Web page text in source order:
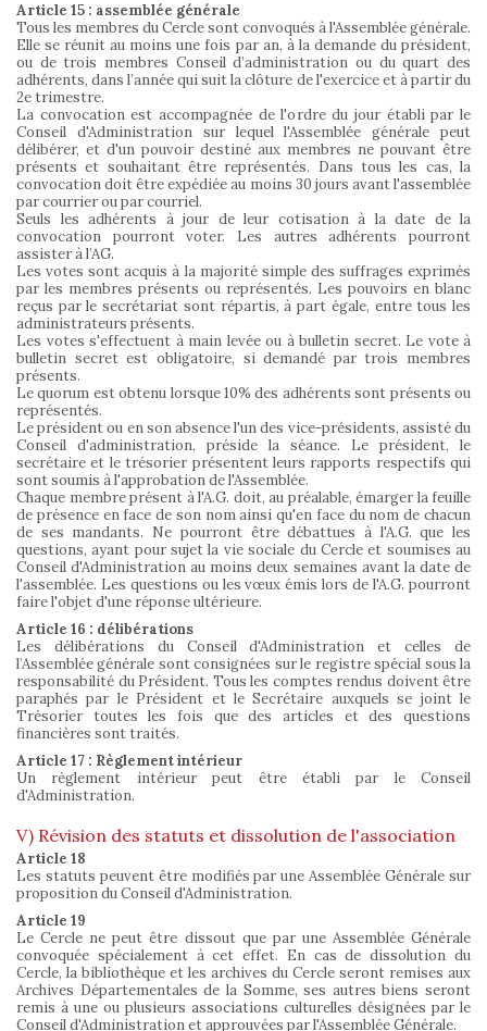
Article 15 : assemblée générale
Tous les membres du Cercle sont convoqués à l'Assemblée générale.
Elle se réunit au moins une fois par an, à la demande du président,
ou de trois membres Conseil d’administration ou du quart des
adhérents, dans l’année qui suit la clôture de l'exercice et à partir du
2e trimestre.
La convocation est accompagnée de l'ordre du jour établi par le
Conseil d'Administration sur lequel l'Assemblée générale peut
délibérer, et d'un pouvoir destiné aux membres ne pouvant être
présents et souhaitant être représentés. Dans tous les cas, la
convocation doit être expédiée au moins 30 jours avant l'assemblée
par courrier ou par courriel.
Seuls les adhérents à jour de leur cotisation à la date de la
convocation pourront voter. Les autres adhérents pourront
assister à l’AG.
Les votes sont acquis à la majorité simple des suffrages exprimés
par les membres présents ou représentés. Les pouvoirs en blanc
reçus par le secrétariat sont répartis, à part égale, entre tous les
administrateurs présents.
Les votes s'effectuent à main levée ou à bulletin secret. Le vote à
bulletin secret est obligatoire, si demandé par trois membres
présents.
Le quorum est obtenu lorsque 10% des adhérents sont présents ou
représentés.
Le président ou en son absence l'un des vice-présidents, assisté du
Conseil d'administration, préside la séance. Le président, le
secrétaire et le trésorier présentent leurs rapports respectifs qui
sont soumis à l'approbation de l'Assemblée.
Chaque membre présent à l'A.G. doit, au préalable, émarger la feuille
de présence en face de son nom ainsi qu'en face du nom de chacun
de ses mandants. Ne pourront être débattues à l'A.G. que les
questions, ayant pour sujet la vie sociale du Cercle et soumises au
Conseil d'Administration au moins deux semaines avant la date de
l'assemblée. Les questions ou les vœux émis lors de l'A.G. pourront
faire l'objet d'une réponse ultérieure.
Article 16 : délibérations
Les délibérations du Conseil d'Administration et celles de
l’Assemblée générale sont consignées sur le registre spécial sous la
responsabilité du Président. Tous les comptes rendus doivent être
paraphés par le Président et le Secrétaire auxquels se joint le
Trésorier toutes les fois que des articles et des questions
financières sont traités.
Article 17 : Règlement intérieur
Un règlement intérieur peut être établi par le Conseil
d'Administration.
V) Révision des statuts et dissolution de l'association
Article 18
Les statuts peuvent être modifiés par une Assemblée Générale sur
proposition du Conseil d'Administration.
Article 19
Le Cercle ne peut être dissout que par une Assemblée Générale
convoquée spécialement à cet effet. En cas de dissolution du
Cercle, la bibliothèque et les archives du Cercle seront remises aux
Archives Départementales de la Somme, ses autres biens seront
remis à une ou plusieurs associations culturelles désignées par le
Conseil d'Administration et approuvées par l'Assemblée Générale.